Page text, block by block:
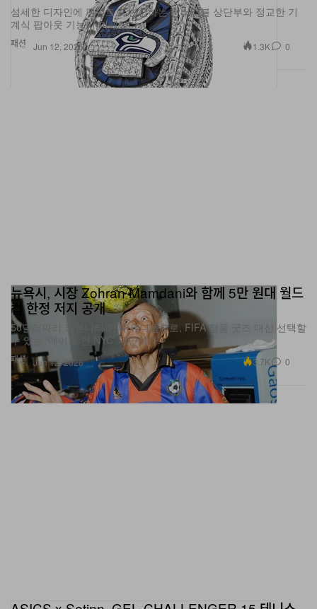
패션
섬세한 디자인에 펜던트로 변신하는 컨버터블 상단부와 정교한 기
계식 팝아웃 기능이 더해졌다.
Jun 12, 2026 1.3K 0
패션
뉴욕시, 시장 Zohran Mamdani와 함께 5만 원대 월드
컵 한정 저지 공개
50달러짜리 커뮤니티 기획 유니폼으로, FIFA 정품 굿즈 대신 선택할
수 있는 ‘메이드 인 NYC’ 대안이다.
Jun 12, 2026 3.7K 0